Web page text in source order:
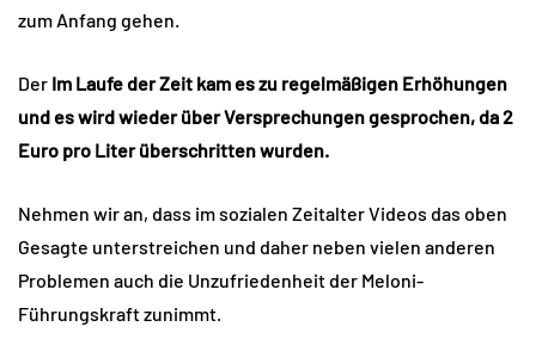
zum Anfang gehen.
Der Im Laufe der Zeit kam es zu regelmäßigen Erhöhungen
und es wird wieder über Versprechungen gesprochen, da 2
Euro pro Liter überschritten wurden.
Nehmen wir an, dass im sozialen Zeitalter Videos das oben
Gesagte unterstreichen und daher neben vielen anderen
Problemen auch die Unzufriedenheit der Meloni-
Führungskraft zunimmt.